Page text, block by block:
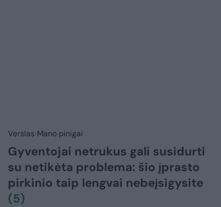
Verslas Mano pinigai
Gyventojai netrukus gali susidurti
su netikėta problema: šio įprasto
pirkinio taip lengvai nebeįsigysite
(5)